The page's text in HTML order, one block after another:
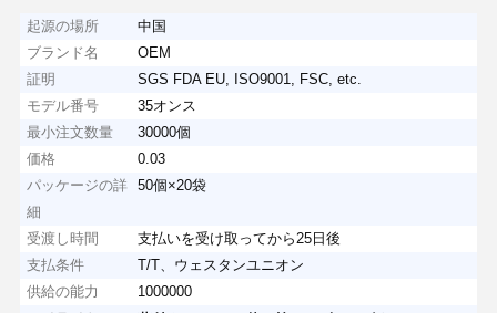
起源の場所
中国
ブランド名
OEM
証明
SGS FDA EU, ISO9001, FSC, etc.
モデル番号
35オンス
最小注文数量
30000個
価格
0.03
パッケージの詳
細
50個×20袋
受渡し時間
支払いを受け取ってから25日後
支払条件
T/T、ウェスタンユニオン
供給の能力
1000000